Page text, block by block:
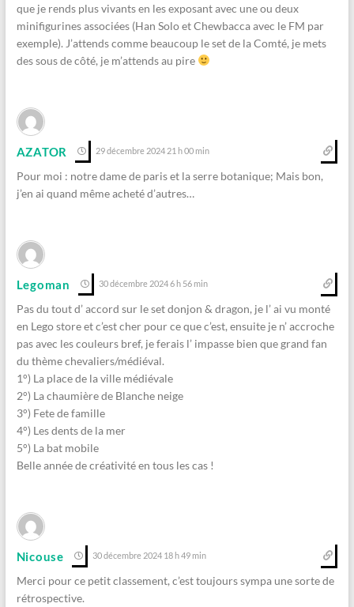
que je rends plus vivants en les exposant avec une ou deux
minifigurines associées (Han Solo et Chewbacca avec le FM par
exemple). J’attends comme beaucoup le set de la Comté, je mets
des sous de côté, je m’attends au pire
AZATOR 29 décembre 2024 21 h 00 min
Pour moi : notre dame de paris et la serre botanique; Mais bon,
j’en ai quand même acheté d’autres…
Legoman 30 décembre 2024 6 h 56 min
Pas du tout d’ accord sur le set donjon & dragon, je l’ ai vu monté
en Lego store et c’est cher pour ce que c’est, ensuite je n’ accroche
pas avec les couleurs bref, je ferais l’ impasse bien que grand fan
du thème chevaliers/médiéval.
1°) La place de la ville médiévale
2°) La chaumière de Blanche neige
3°) Fete de famille
4°) Les dents de la mer
5°) La bat mobile
Belle année de créativité en tous les cas !
Nicouse 30 décembre 2024 18 h 49 min
Merci pour ce petit classement, c’est toujours sympa une sorte de
rétrospective.